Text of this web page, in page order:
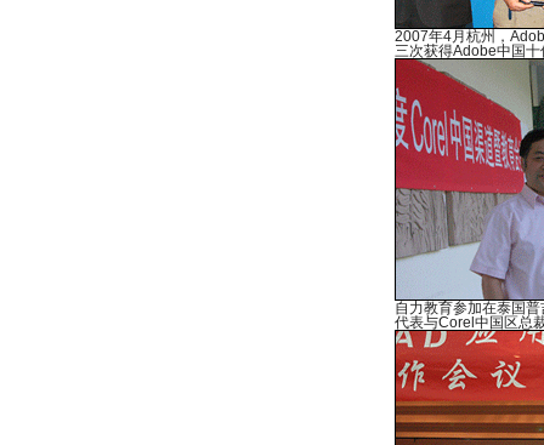
2007年4月杭州，
三次获得Adobe中国
自力教育参加在泰国
代表与Corel中国区总